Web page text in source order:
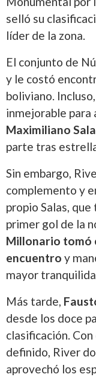
selló su
líder de la zona.
El conjunto de
y le costó
boliviano.
inmejorable para
Maximiliano
parte tras
Sin embargo,
complemento y
propio Salas,
primer gol de la
Millonario tomó
encuentro y
mayor
Más tarde,
desde los doce
clasificación.
definido, River
aprovechó los